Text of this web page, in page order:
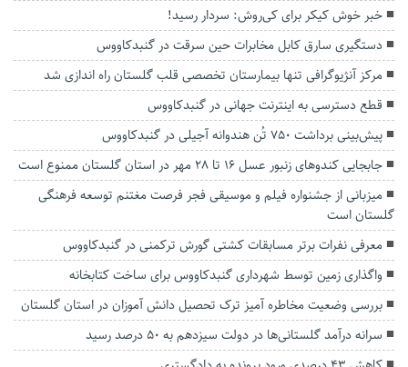
خبر خوش کیکر برای کی‌روش: سردار رسید!
دستگیری سارق کابل مخابرات حین سرقت در گنبدکاووس
مرکز آنژیوگرافی تنها بیمارستان تخصصی قلب گلستان راه اندازی شد
قطع دسترسی به اینترنت جهانی در گنبدکاووس
پیش‌بینی برداشت ۷۵۰ تُن هندوانه آجیلی در گنبدکاووس
جابجایی کندو‌های زنبور عسل ۱۶ تا ۲۸ مهر در استان گلستان ممنوع است
میزبانی از جشنواره فیلم و موسیقی فجر فرصت مغتنم توسعه فرهنگی
گلستان است
معرفی نفرات برتر مسابقات کشتی گورش ترکمنی در گنبدکاووس
واگذاری زمین توسط شهرداری گنبدکاووس برای ساخت کتابخانه‌
بررسی وضعیت مخاطره آمیز ترک تحصیل دانش آموزان در استان گلستان
سرانه درآمد گلستانی‌ها در دولت سیزدهم به ۵۰ درصد رسید